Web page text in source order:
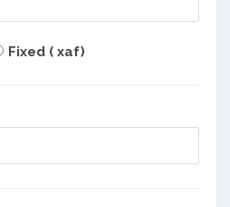
Fixed ( xaf)